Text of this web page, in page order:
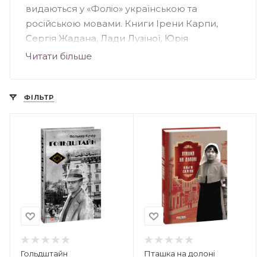
видаються у «Фоліо» українською та
російською мовами. Книги Ірени Карпи,
Сергія Жадана, Лади Лузіної, Юрія
Андруховича, Андрія Кокотюхи та інших
серій, серед яких: «Домашня бібліотека»,
«Сентиментальний роман» та інші.
Читати більше
ФІЛЬТР
Гольдштайн Пташка на долоні